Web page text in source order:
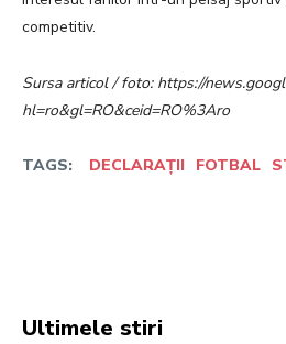
competitiv.
Sursa articol / foto: https://
hl=ro&gl=RO&ceid=RO%3Aro
TAGS: DECLARAȚII FOTBAL
Ultimele stiri